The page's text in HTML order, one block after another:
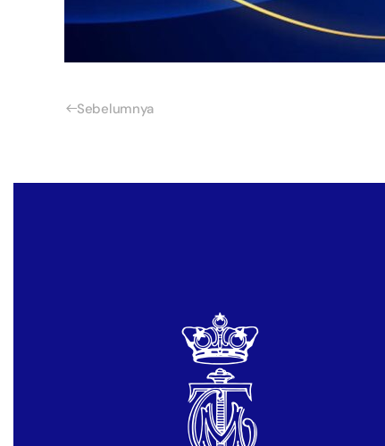
Sebelumnya